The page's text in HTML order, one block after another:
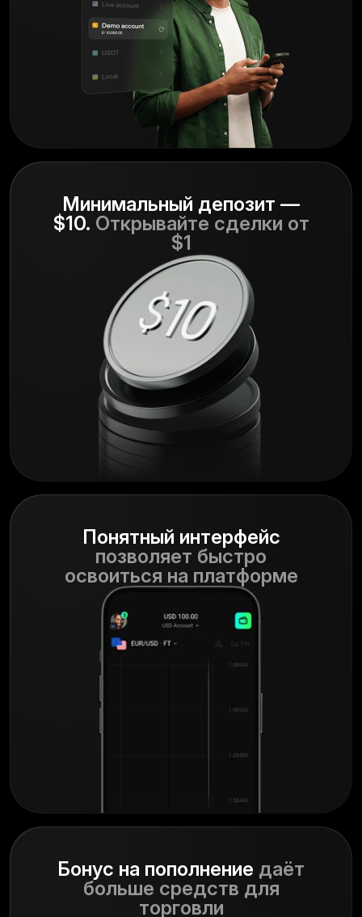
Минимальный депозит —
$10. Открывайте сделки от
$1
Понятный интерфейс
позволяет быстро
освоиться на платформе
Бонус на пополнение даёт
больше средств для
торговли